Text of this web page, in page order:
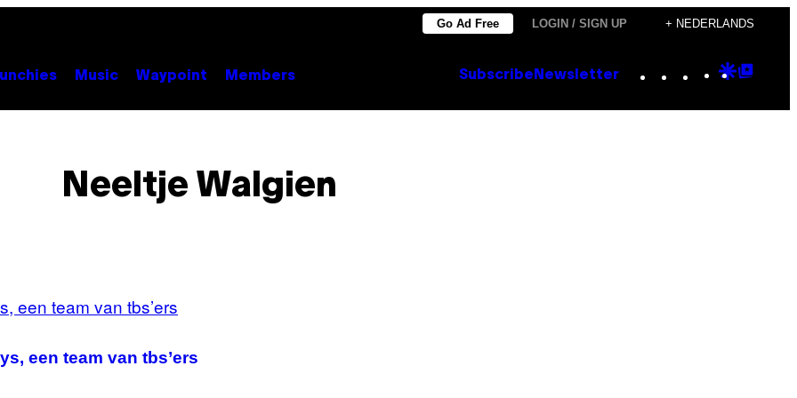
Go Ad Free LOGIN / SIGN UP + NEDERLANDS
Music Waypoint Members Subscribe Newsletter Instagram
TikTok
YouTube
Google
Neeltje Walgien
een team van tbs’ers